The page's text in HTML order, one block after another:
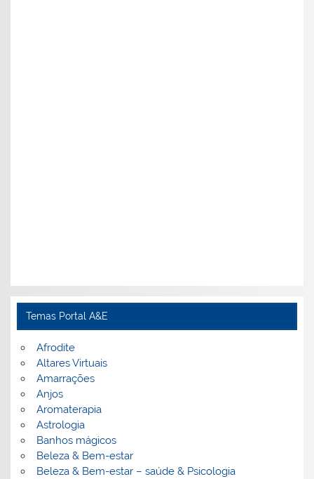
Temas Portal A&E
Afrodite
Altares Virtuais
Amarrações
Anjos
Aromaterapia
Astrologia
Banhos mágicos
Beleza & Bem-estar
Beleza & Bem-estar – saúde & Psicologia